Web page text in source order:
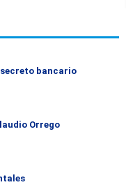
bancario
Orrego